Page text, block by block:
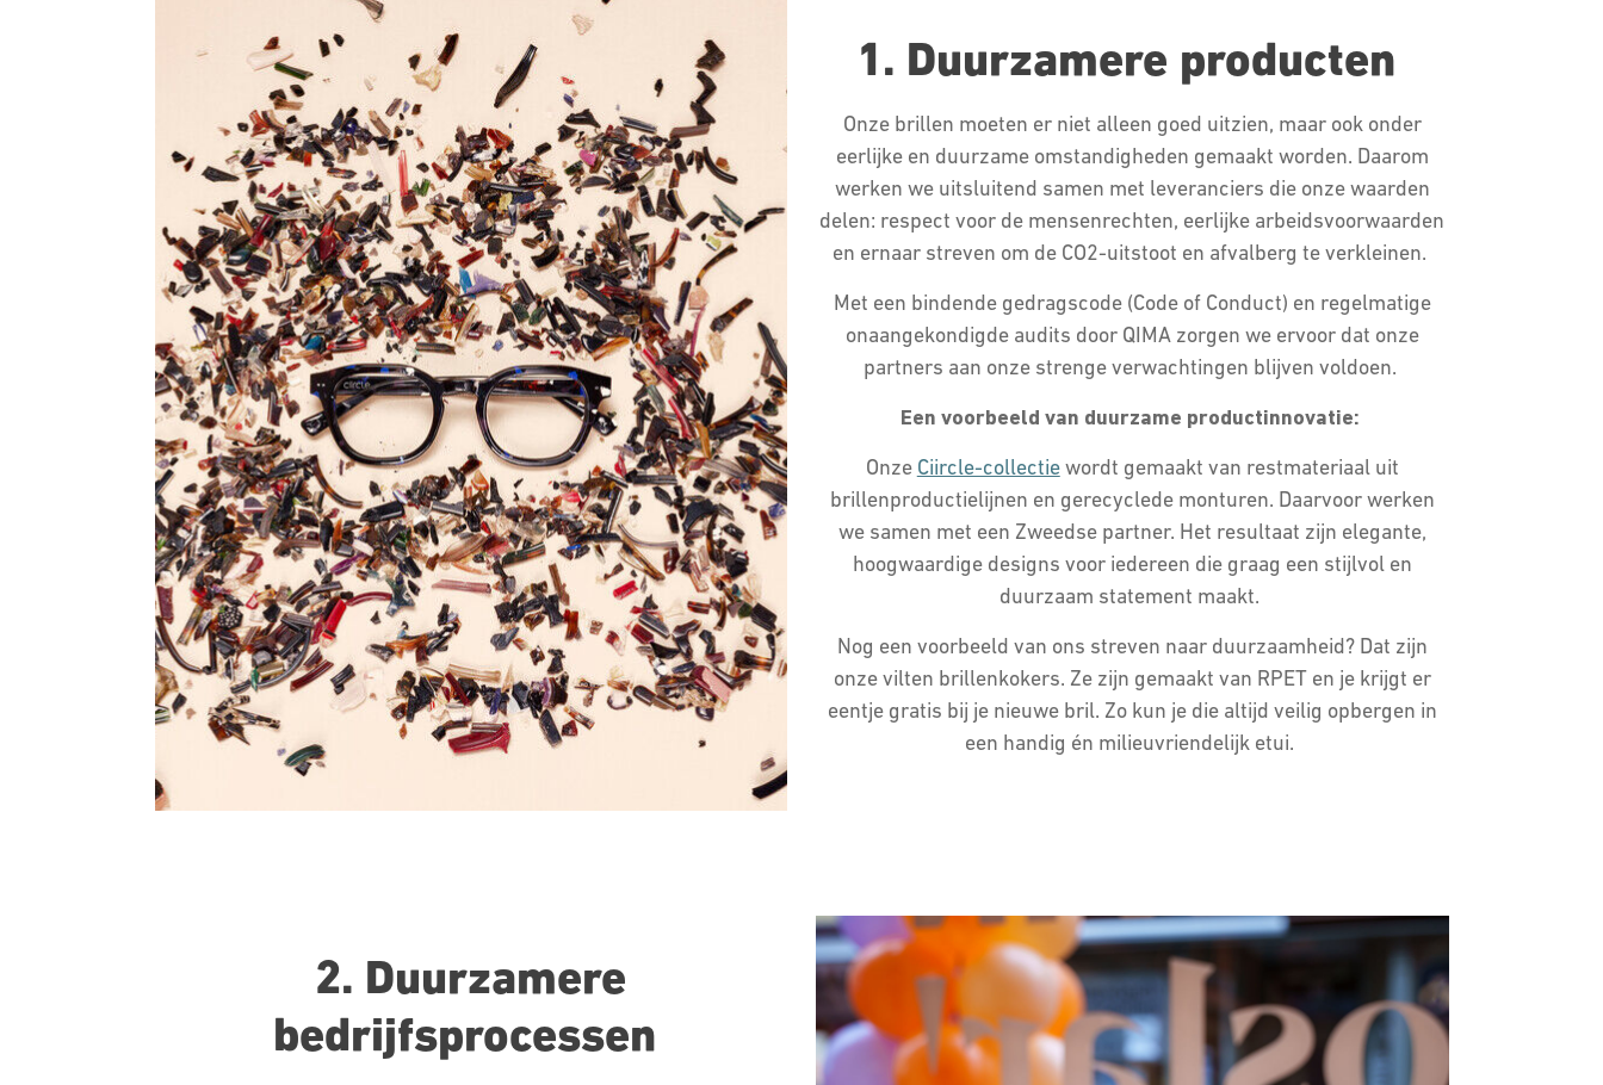
1. Duurzamere producten
Onze brillen moeten er niet alleen goed uitzien, maar ook onder
eerlijke en duurzame omstandigheden gemaakt worden. Daarom
werken we uitsluitend samen met leveranciers die onze waarden
delen: respect voor de mensenrechten, eerlijke arbeidsvoorwaarden
en ernaar streven om de CO2-uitstoot en afvalberg te verkleinen.
Met een bindende gedragscode (Code of Conduct) en regelmatige
onaangekondigde audits door QIMA zorgen we ervoor dat onze
partners aan onze strenge verwachtingen blijven voldoen.
Een voorbeeld van duurzame productinnovatie:
Onze Ciircle-collectiewordt gemaakt van restmateriaal uit
brillenproductielijnen en gerecyclede monturen. Daarvoor werken
we samen met een Zweedse partner. Het resultaat zijn elegante,
hoogwaardige designs voor iedereen die graag een stijlvol en
duurzaam statement maakt.
Nog een voorbeeld van ons streven naar duurzaamheid? Dat zijn
onze vilten brillenkokers. Ze zijn gemaakt van RPET en je krijgt er
eentje gratis bij je nieuwe bril. Zo kun je die altijd veilig opbergen in
een handig én milieuvriendelijk etui.
2. Duurzamere
bedrijfsprocessen